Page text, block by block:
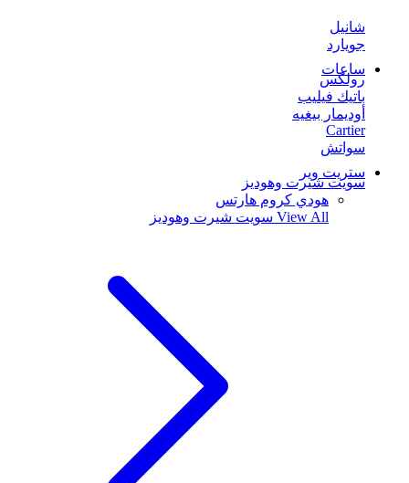
شانيل
جويارد
ساعات
رولكس
باتيك فيليب
أوديمار بيغيه
Cartier
سواتش
ستريت وير
سويت شيرت وهوديز
هودي كروم هارتس
View All سويت شيرت وهوديز